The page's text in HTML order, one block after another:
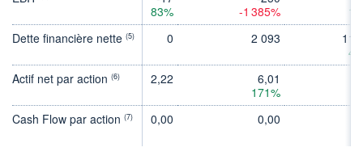
83%
-1 385%
Dette financière nette (5) 0 2 093
11
Actif net par action (6) 2,22
6,01
171%
Cash Flow par action (7) 0,00 0,00